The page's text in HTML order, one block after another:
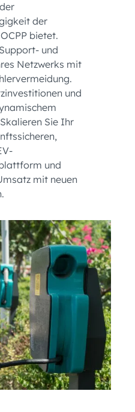
der
bietet.
und
Netzwerks mit
und
Sie Ihr
und
mit neuen